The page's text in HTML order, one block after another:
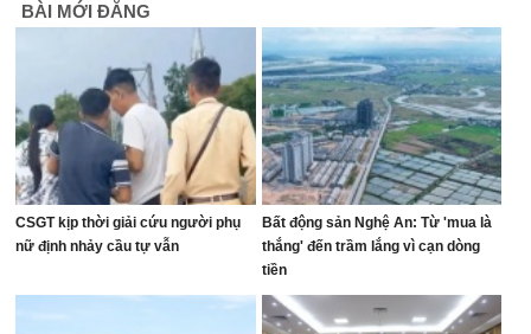
BÀI MỚI ĐĂNG
CSGT kịp thời giải cứu người phụ
nữ định nhảy cầu tự vẫn
Bất động sản Nghệ An: Từ 'mua là
thắng' đến trầm lắng vì cạn dòng
tiền